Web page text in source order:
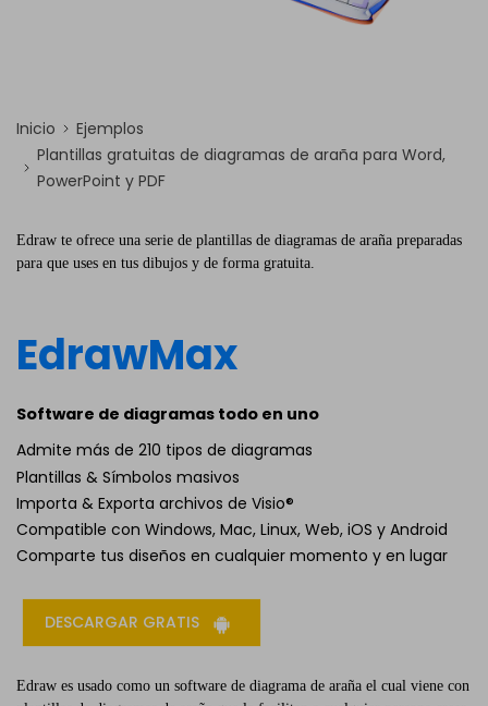
Inicio
Ejemplos
Plantillas gratuitas de diagramas de araña para Word,
PowerPoint y PDF
Edraw te ofrece una serie de plantillas de diagramas de araña preparadas
para que uses en tus dibujos y de forma gratuita.
EdrawMax
Software de diagramas todo en uno
Admite más de 210 tipos de diagramas
Plantillas & Símbolos masivos
Importa & Exporta archivos de Visio®
Compatible con Windows, Mac, Linux, Web, iOS y Android
Comparte tus diseños en cualquier momento y en lugar
DESCARGAR GRATIS
Edraw es usado como un software de diagrama de araña el cual viene con